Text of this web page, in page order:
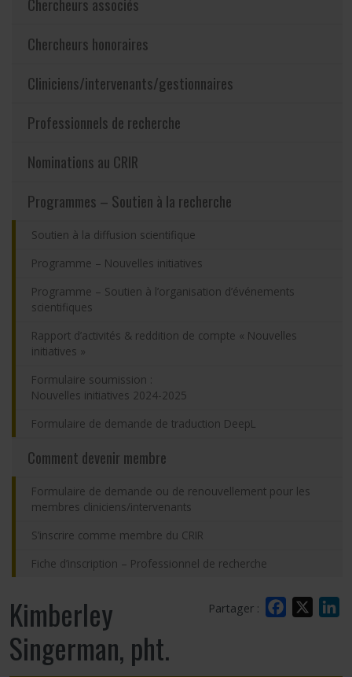
Nous joindre
Plan du site
Espace membre
Chercheurs associés
Chercheurs honoraires
Cliniciens/intervenants/gestionnaires
Professionnels de recherche
Nominations au CRIR
Programmes – Soutien à la recherche
Soutien à la diffusion scientifique
Programme – Nouvelles initiatives
Programme – Soutien à l’organisation d’événements
scientifiques
Rapport d’activités & reddition de compte « Nouvelles
initiatives »
Formulaire soumission :
Nouvelles initiatives 2024-2025
Formulaire de demande de traduction DeepL
Comment devenir membre
Formulaire de demande ou de renouvellement pour les
membres cliniciens/intervenants
S’inscrire comme membre du CRIR
Fiche d’inscription – Professionnel de recherche
Partager : Facebook
Kimberley
Singerman, pht.